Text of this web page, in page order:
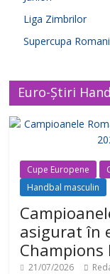
Liga Zimbrilor
Supercupa
Euro-Știri
Cupe Europene
Handbal masculin
asigurat în
Champions
21/07/2026